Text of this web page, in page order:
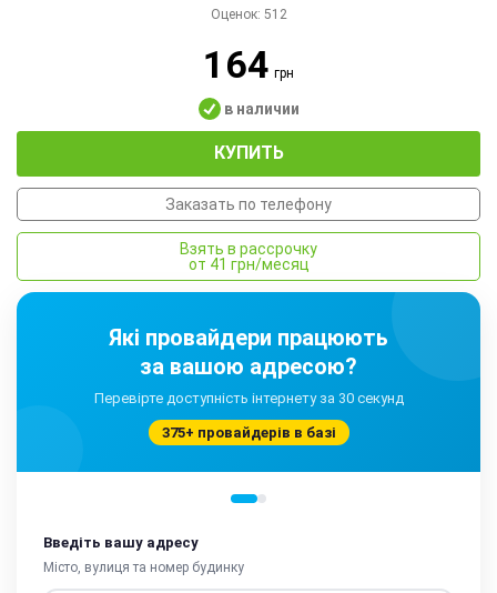
Оценок: 512
164грн
в наличии
КУПИТЬ
Заказать по телефону
Взять в рассрочку
от 41 грн/месяц
Які провайдери працюють
за вашою адресою?
Перевірте доступність інтернету за 30 секунд
375+ провайдерів в базі
Введіть вашу адресу
Місто, вулиця та номер будинку